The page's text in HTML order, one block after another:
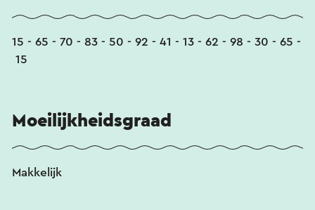
15 - 65 - 70 - 83 - 50 - 92 - 41 - 13 - 62 - 98 - 30 - 65 -
15
Moeilijkheidsgraad
Makkelijk